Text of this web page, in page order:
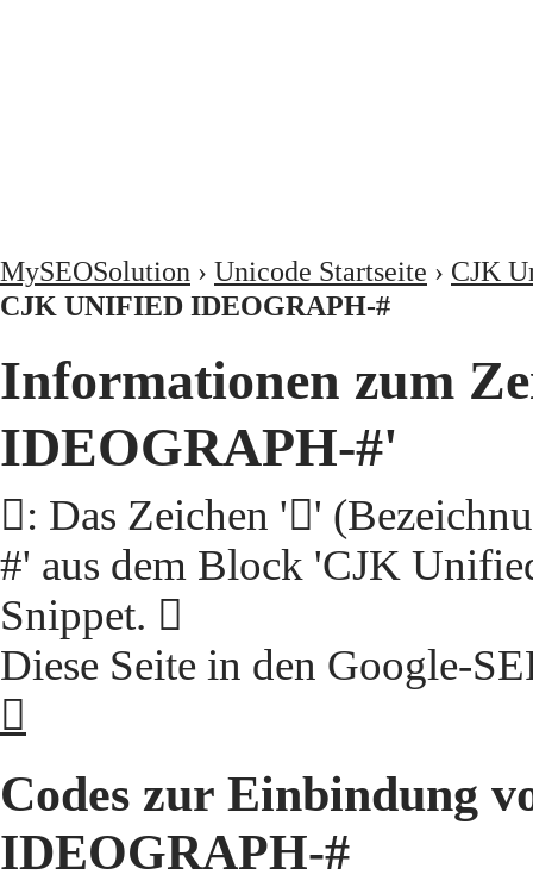
MySEOSolution › Unicode Startseite › CJK
CJK UNIFIED IDEOGRAPH-#
Informationen zum
IDEOGRAPH-#'
𩭨: Das Zeichen '𩭨'
#' aus dem Block 'CJK
Snippet. 𩭨
Diese Seite in den Google-
𩭨
Codes zur Einbindung
IDEOGRAPH-#